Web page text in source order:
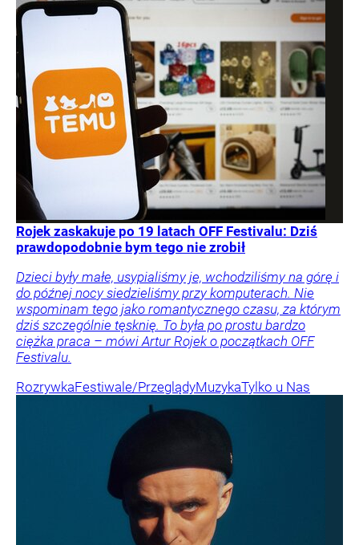
Rojek zaskakuje po 19 latach OFF Festivalu: Dziś
prawdopodobnie bym tego nie zrobił
Dzieci były małe, usypialiśmy je, wchodziliśmy na górę i
do późnej nocy siedzieliśmy przy komputerach. Nie
wspominam tego jako romantycznego czasu, za którym
dziś szczególnie tęsknię. To była po prostu bardzo
ciężka praca – mówi Artur Rojek o początkach OFF
Festivalu.
RozrywkaFestiwale/PrzeglądyMuzykaTylko u Nas